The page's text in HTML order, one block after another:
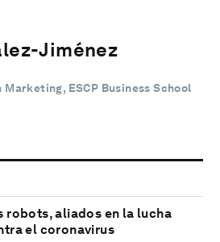
Jiménez
ESCP Business School
robots, aliados en la lucha
el coronavirus